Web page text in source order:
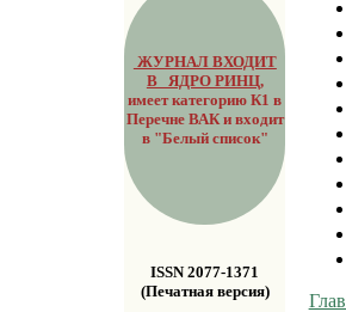
ЖУРНАЛ ВХОДИТ
В ЯДРО РИНЦ,
имеет категорию К1 в
Перечне ВАК и входит
в "Белый список"
ISSN 2077-1371
(Печатная версия)